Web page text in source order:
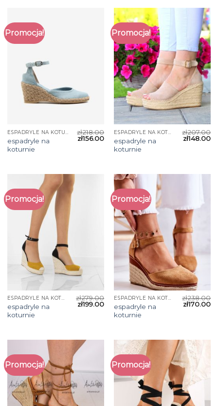
Promocja!
ESPADRYLE NA KOTURNIE
espadryle na
koturnie
zł218.00
zł156.00
Promocja!
ESPADRYLE NA KOTURNIE
espadryle na
koturnie
zł207.00
zł148.00
Promocja!
ESPADRYLE NA KOTURNIE
espadryle na
koturnie
zł279.00
zł199.00
Promocja!
ESPADRYLE NA KOTURNIE
espadryle na
koturnie
zł238.00
zł170.00
Promocja! Promocja!